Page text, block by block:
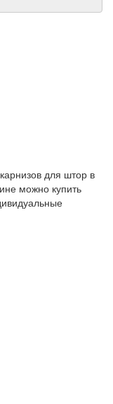
для штор в
можно купить